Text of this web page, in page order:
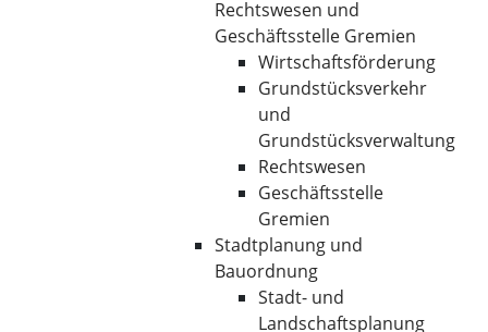
Rechtswesen und
Geschäftsstelle Gremien
Wirtschaftsförderung
Grundstücksverkehr
und
Grundstücksverwaltung
Rechtswesen
Geschäftsstelle
Gremien
Stadtplanung und
Bauordnung
Stadt- und
Landschaftsplanung